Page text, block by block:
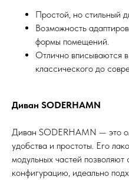
Простой, но стильный
Возможность
формы помещений.
Отлично вписываются
классического до
Диван SODERHAMN
Диван SODERHAMN — это
удобства и простоты. Его
модульных частей
конфигурацию, идеально